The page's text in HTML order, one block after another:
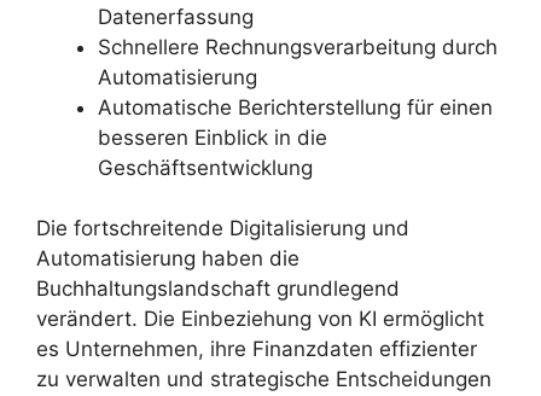
Datenerfassung
Schnellere Rechnungsverarbeitung durch
Automatisierung
Automatische Berichterstellung für einen
besseren Einblick in die
Geschäftsentwicklung
Die fortschreitende Digitalisierung und
Automatisierung haben die
Buchhaltungslandschaft grundlegend
verändert. Die Einbeziehung von KI ermöglicht
es Unternehmen, ihre Finanzdaten effizienter
zu verwalten und strategische Entscheidungen